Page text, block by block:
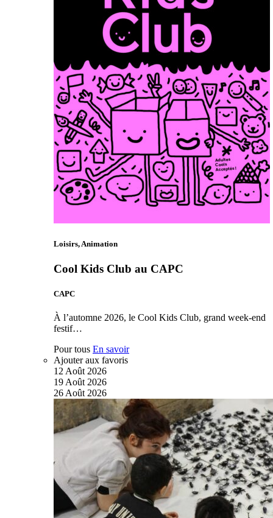
Loisirs, Animation
Cool Kids Club au CAPC
CAPC
À l’automne 2026, le Cool Kids Club, grand week-end
festif…
Pour tous En savoir
Ajouter aux favoris
12 Août 2026
19 Août 2026
26 Août 2026